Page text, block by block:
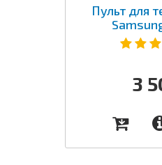
Пульт для
3